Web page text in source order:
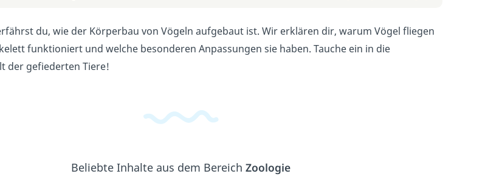
du, wie der Körperbau von Vögeln aufgebaut ist. Wir erklären dir, warum Vögel fliegen
funktioniert und welche besonderen Anpassungen sie haben. Tauche ein in die
der gefiederten Tiere!
Beliebte Inhalte aus dem Bereich Zoologie